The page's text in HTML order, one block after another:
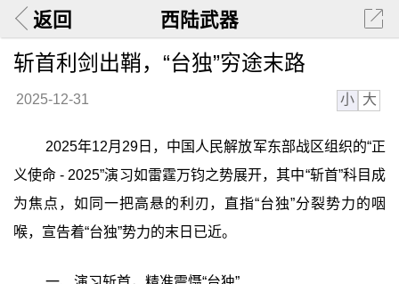
返回 西陆武器
斩首利剑出鞘，“台独”穷途末路
2025-12-31 小 大
2025年12月29日，中国人民解放军东部战区组织的“正
义使命 - 2025”演习如雷霆万钧之势展开，其中“斩首”科目成
为焦点，如同一把高悬的利刃，直指“台独”分裂势力的咽
喉，宣告着“台独”势力的末日已近。